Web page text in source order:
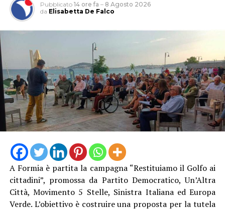
Pubblicato 14 ore fa – 8 Agosto 2026
da Elisabetta De Falco
A Formia è partita la campagna “Restituiamo il Golfo ai
cittadini”, promossa da Partito Democratico, Un’Altra
Città, Movimento 5 Stelle, Sinistra Italiana ed Europa
Verde. L’obiettivo è costruire una proposta per la tutela